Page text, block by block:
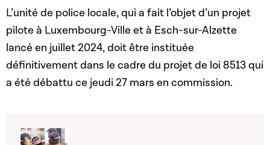
L’unité de police locale, qui a fait l’objet d’un projet
pilote à Luxembourg-Ville et à Esch-sur-Alzette
lancé en juillet 2024, doit être instituée
définitivement dans le cadre du projet de loi 8513 qui
a été débattu ce jeudi 27 mars en commission.